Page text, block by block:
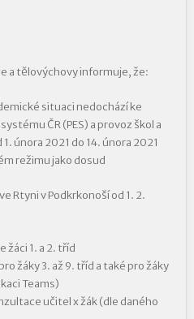
a tělovýchovy informuje, že:
situaci nedochází ke
ČR (PES) a provoz škol a
února 2021 do 14. února 2021
režimu jako dosud
Rtyni v Podkrkonoší od 1. 2.
žáci 1. a 2. tříd
žáky 3. až 9. tříd a také pro žáky
Teams)
učitel x žák (dle daného